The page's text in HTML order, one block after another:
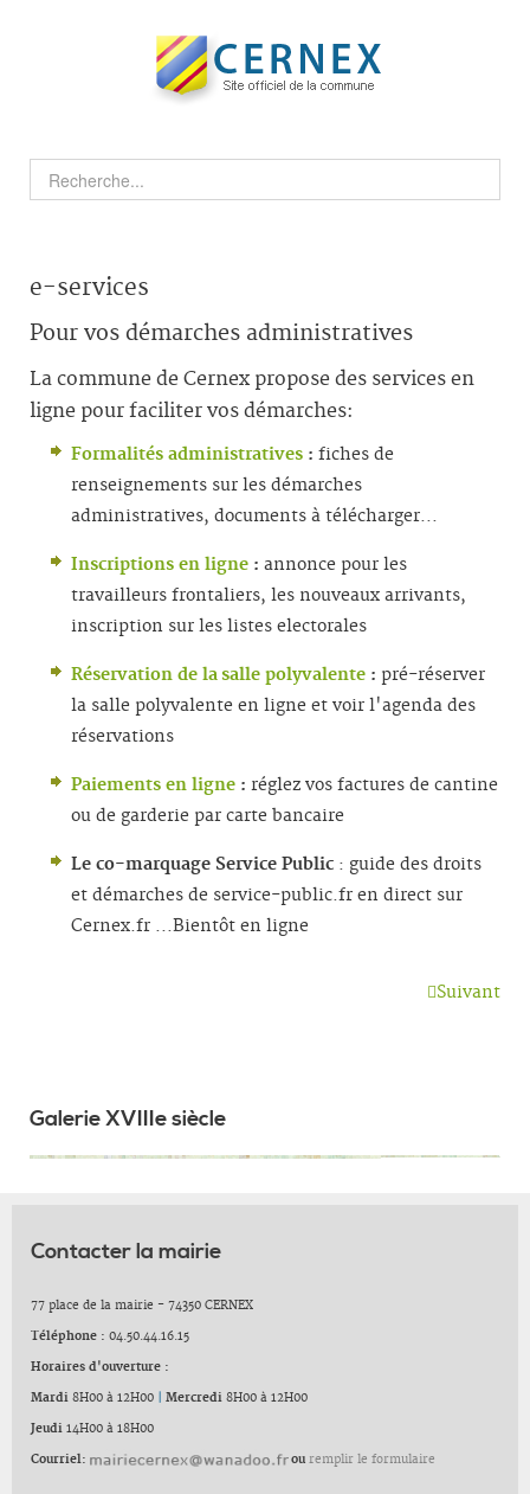
e-services
Pour vos démarches administratives
La commune de Cernex propose des services en
ligne pour faciliter vos démarches:
Formalités administratives : fiches de
renseignements sur les démarches
administratives, documents à télécharger...
Inscriptions en ligne : annonce pour les
travailleurs frontaliers, les nouveaux arrivants,
inscription sur les listes electorales
Réservation de la salle polyvalente : pré-réserver
la salle polyvalente en ligne et voir l'agenda des
réservations
Paiements en ligne : réglez vos factures de cantine
ou de garderie par carte bancaire
Le co-marquage Service Public : guide des droits
et démarches de service-public.fr en direct sur
Cernex.fr ...Bientôt en ligne
Suivant
Galerie XVIIIe siècle
Contacter la mairie
77 place de la mairie - 74350 CERNEX
Téléphone : 04.50.44.16.15
Horaires d'ouverture :
Mardi 8H00 à 12H00 Mercredi 8H00 à 12H00
Jeudi 14H00 à 18H00
Courriel: ou remplir le formulaire